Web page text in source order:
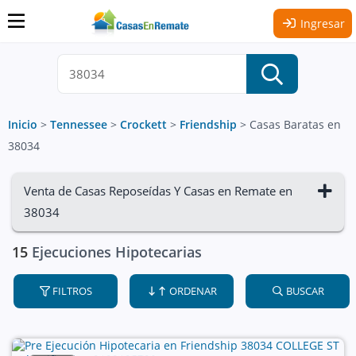
Ingresar
Inicio > Tennessee > Crockett > Friendship > Casas Baratas en
38034
Venta de Casas Reposeídas Y Casas en Remate en
38034
15 Ejecuciones Hipotecarias
FILTROS ORDENAR BUSCAR